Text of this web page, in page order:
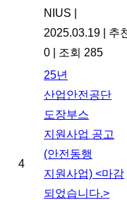
NIUS
2025.03.19
추
0
조회 285
4
25년
산업안전공단
도장부스
지원사업 공고
(안전동행
지원사업) <마감
되었습니다.>